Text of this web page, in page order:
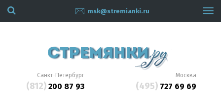
msk@stremianki.ru
Санкт-Петербург
(812) 200 87 93
Москва
(495)727 69 69